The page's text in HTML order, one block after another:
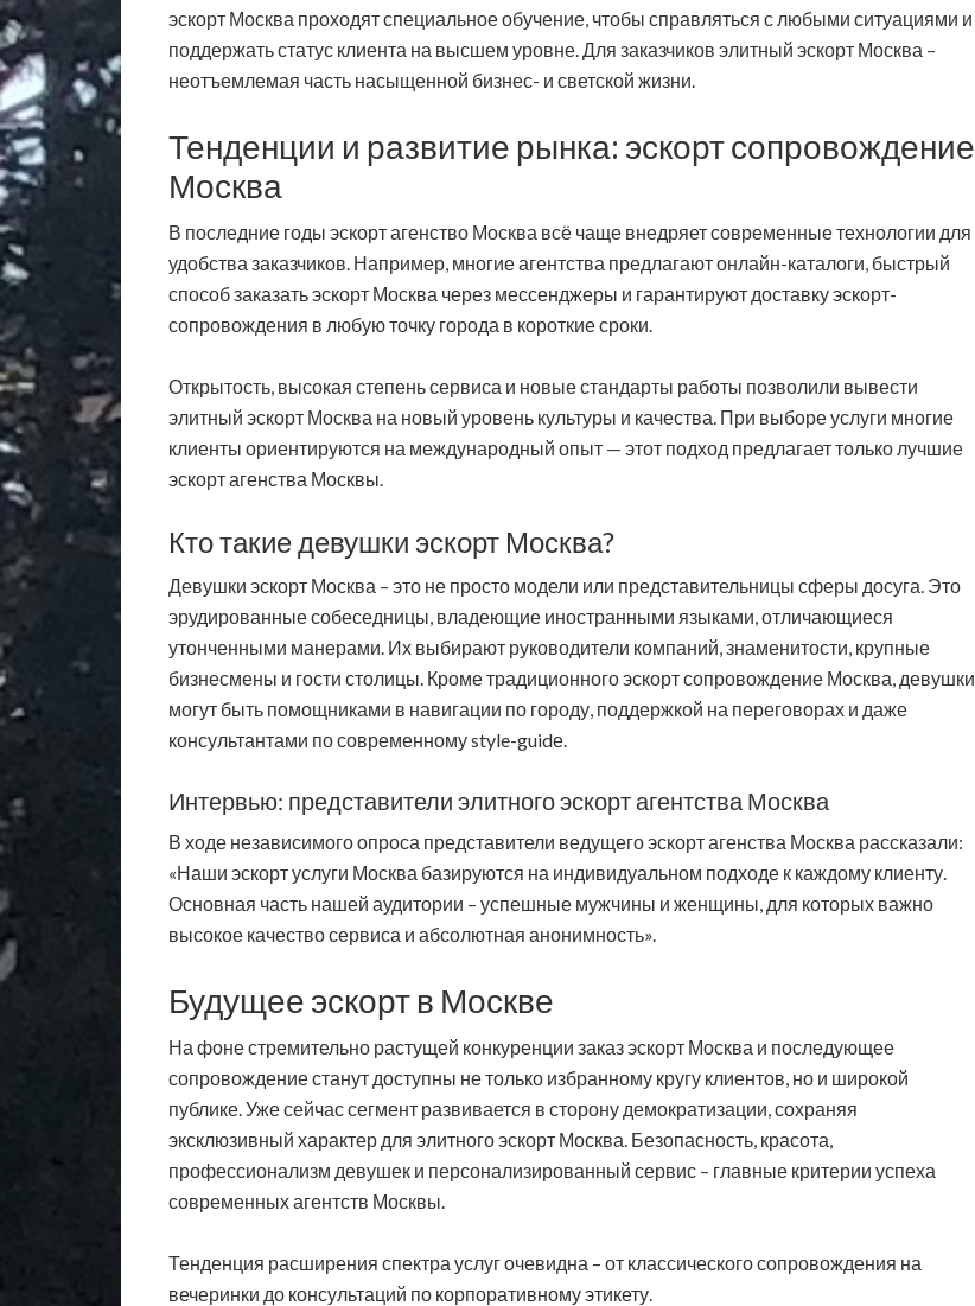
эскорт Москва проходят специальное обучение, чтобы справляться с любыми ситуациями и
поддержать статус клиента на высшем уровне. Для заказчиков элитный эскорт Москва –
неотъемлемая часть насыщенной бизнес- и светской жизни.
Тенденции и развитие рынка: эскорт сопровождение
Москва
В последние годы эскорт агенство Москва всё чаще внедряет современные технологии для
удобства заказчиков. Например, многие агентства предлагают онлайн-каталоги, быстрый
способ заказать эскорт Москва через мессенджеры и гарантируют доставку эскорт-
сопровождения в любую точку города в короткие сроки.
Открытость, высокая степень сервиса и новые стандарты работы позволили вывести
элитный эскорт Москва на новый уровень культуры и качества. При выборе услуги многие
клиенты ориентируются на международный опыт — этот подход предлагает только лучшие
эскорт агенства Москвы.
Кто такие девушки эскорт Москва?
Девушки эскорт Москва – это не просто модели или представительницы сферы досуга. Это
эрудированные собеседницы, владеющие иностранными языками, отличающиеся
утонченными манерами. Их выбирают руководители компаний, знаменитости, крупные
бизнесмены и гости столицы. Кроме традиционного эскорт сопровождение Москва, девушки
могут быть помощниками в навигации по городу, поддержкой на переговорах и даже
консультантами по современному style-guidе.
Интервью: представители элитного эскорт агентства Москва
В ходе независимого опроса представители ведущего эскорт агенства Москва рассказали:
«Наши эскорт услуги Москва базируются на индивидуальном подходе к каждому клиенту.
Основная часть нашей аудитории – успешные мужчины и женщины, для которых важно
высокое качество сервиса и абсолютная анонимность».
Будущее эскорт в Москве
На фоне стремительно растущей конкуренции заказ эскорт Москва и последующее
сопровождение станут доступны не только избранному кругу клиентов, но и широкой
публике. Уже сейчас сегмент развивается в сторону демократизации, сохраняя
эксклюзивный характер для элитного эскорт Москва. Безопасность, красота,
профессионализм девушек и персонализированный сервис – главные критерии успеха
современных агентств Москвы.
Тенденция расширения спектра услуг очевидна – от классического сопровождения на
вечеринки до консультаций по корпоративному этикету.